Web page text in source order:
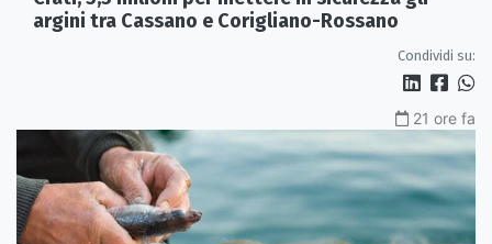
argini tra Cassano e Corigliano-Rossano
Condividi su:
21 ore fa